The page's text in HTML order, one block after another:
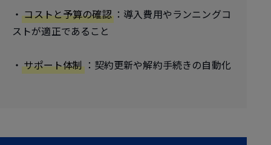
・コストと予算の確認 ：導入費用やランニングコ
ストが適正であること
・サポート体制：契約更新や解約手続きの自動化